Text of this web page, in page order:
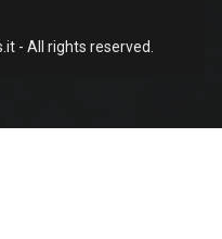
- All rights reserved.